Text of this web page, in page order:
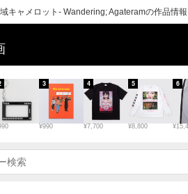
キャメロット- Wandering; Agateramの作品情
¥990
3
¥7,700
4
¥8,800
5 6